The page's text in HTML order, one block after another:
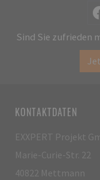
Sind Sie zufrieden
KONTAKTDATEN
EXXPERT Projekt
Marie-Curie-Str. 22
40822 Mettmann